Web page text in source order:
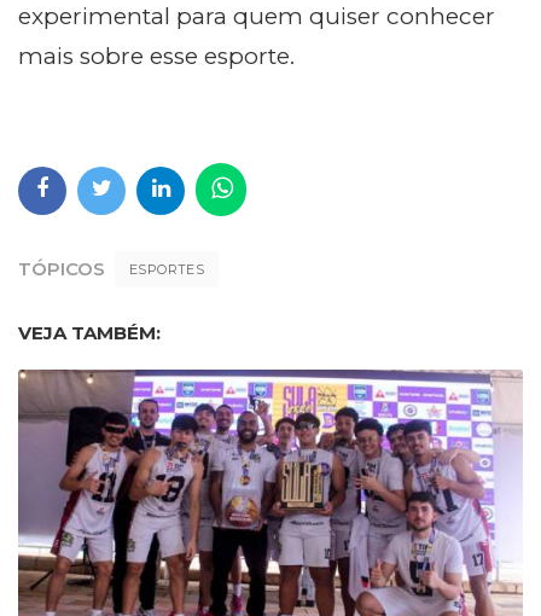
experimental para quem quiser conhecer
mais sobre esse esporte.
TÓPICOS ESPORTES
VEJA TAMBÉM: